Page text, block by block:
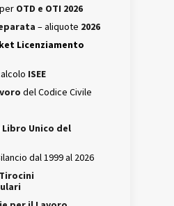
per OTD e OTI 2026
– aliquote 2026
Licenziamento
ISEE
del Codice Civile
Libro Unico del
dal 1999 al 2026
Tirocini